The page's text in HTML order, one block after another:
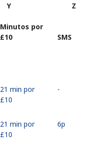
Y Z
Minutos por
⁦£10⁩
SMS
21 min por
⁦£10⁩
-
21 min por
⁦£10⁩
⁦6p⁩